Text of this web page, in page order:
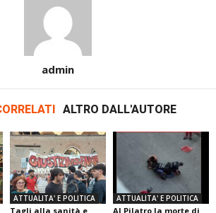
admin
ALTRO DALL'AUTORE
ATTUALITA' E POLITICA
Tagli alla sanità e
ATTUALITA' E POLITICA
Al Pilatro la morte di